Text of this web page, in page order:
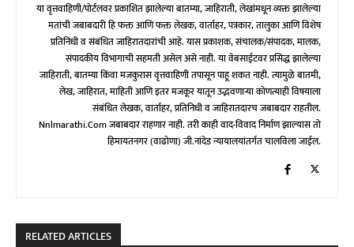
या वृत्तवाहिणी/पोर्टलवर प्रकाशित झालेल्या बातम्या, जाहिराती, लेखांमधून व्यक्त झालेल्या
मतांची जबाबदारी हि फक्त आणि फक्त लेखक, वार्ताहर, पत्रकार, तालुका आणि विशेष
प्रतिनिधी व संबंधित जाहिरातदारांची आहे. यास प्रकाशक, संचालक/संपादक, मालक,
संपादकीय विभागाची सहमती असेल असे नाही. या वेबसाईटवर प्रसिद्ध झालेल्या
जाहिराती, बातम्या किंवा मजकुरास वृत्तवाहिणी तपासून पाहू शकत नाही. त्यामुळे बातमी,
लेख, जाहिरात, माहिती आणि इतर मजकूर यातून उद्भवणाऱ्या कोणत्याही विषयाला
संबंधित लेखक, वार्ताहर, प्रतिनिधी व जाहिरातदारच जबाबदार राहतील.
Nnlmarathi.com जबाबदार राहणार नाही. तरी काही वाद-विवाद निर्माण झाल्यास तो
हिमायतनगर (वाढोणा) जी.नांदेड न्यायालयांतर्गत चालविला जाईल.
RELATED ARTICLES